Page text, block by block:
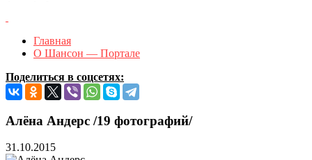
Главная
О Шансон — Портале
Поделиться в соцсетях:
Алёна Андерс /19 фотографий/
31.10.2015